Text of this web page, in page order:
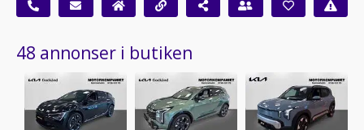
48 annonser i butiken